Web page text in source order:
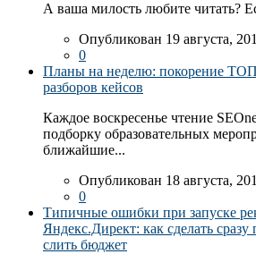
А ваша милость любите читать?
Опубликован 19 августа,
0
Планы на неделю: покорение
разборов кейсов
Каждое воскресенье чтение
подборку образовательных
ближайшие...
Опубликован 18 августа,
0
Типичные ошибки при запуске
Яндекс.Директ: как сделать
слить бюджет